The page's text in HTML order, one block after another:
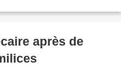
après de